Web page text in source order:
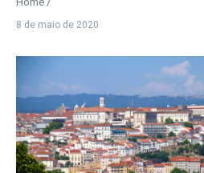
8 de maio de 2020